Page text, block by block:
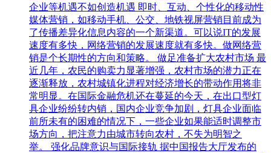
企业等机遇不如创造机遇 即时、互动、个性化的移动性
媒体营销，如移动手机、公交、地铁视屏营销目前成为
了传播差异化信息内容的一个新渠道。可以说IT的发展
速度有多快，网络营销的发展速度就有多快。做网络营
销是个长期性的方向和策略。 做足准备扩大农村市场 最
近几年，农民的购卖力显著增强，农村市场的潜力正在
逐渐释放，农村城镇化进程对经济增长的带动作用将非
常明显。在国际金融危机还在蔓延的今天，在出口型灯
具企业纷纷转内销，国内企业竞争加剧，灯具企业面临
前所未有的困难的情况下，一些企业如果能适时调整市
场方向，把注意力由城市转向农村，不失为明智之
举。 强化品牌意识与国际接轨 据中国报告大厅发布的